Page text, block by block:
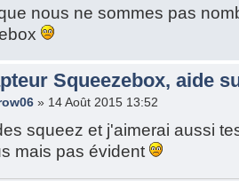
nous ne sommes pas
Squeezebox, aide
» 14 Août 2015 13:52
squeez et j'aimerai aussi
mais pas évident